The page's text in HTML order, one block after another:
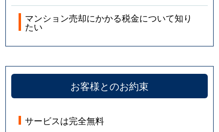
マンション売却にかかる税金について知り
たい
お客様とのお約束
サービスは完全無料